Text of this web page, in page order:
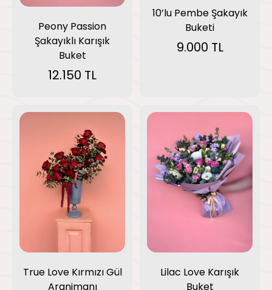
Peony Passion
Şakayıklı Karışık
Buket
12.150 TL
10’lu Pembe Şakayık
Buketi
9.000 TL
True Love Kırmızı Gül
Aranjmanı
Lilac Love Karışık
Buket